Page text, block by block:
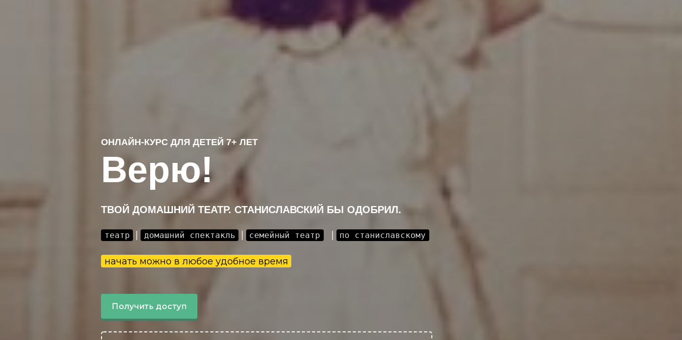
ОНЛАЙН-КУРС ДЛЯ ДЕТЕЙ 7+ ЛЕТ
Верю!
ТВОЙ ДОМАШНИЙ ТЕАТР. СТАНИСЛАВСКИЙ БЫ ОДОБРИЛ.
театр | домашний спектакль | семейный театр | по станиславскому
начать можно в любое удобное время
Получить доступ